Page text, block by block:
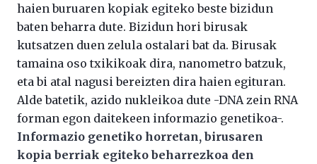
haien buruaren kopiak egiteko beste bizidun
baten beharra dute. Bizidun hori birusak
kutsatzen duen zelula ostalari bat da. Birusak
tamaina oso txikikoak dira, nanometro batzuk,
eta bi atal nagusi bereizten dira haien egituran.
Alde batetik, azido nukleikoa dute -DNA zein RNA
forman egon daitekeen informazio genetikoa-.
Informazio genetiko horretan, birusaren
kopia berriak egiteko beharrezkoa den